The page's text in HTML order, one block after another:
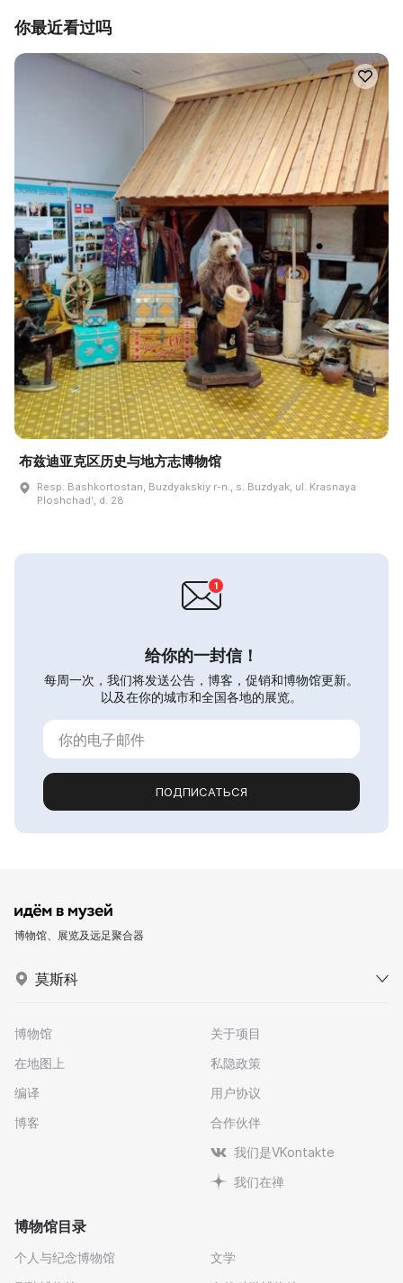
你最近看过吗
布兹迪亚克区历史与地方志博物馆
Resp. Bashkortostan, Buzdyakskiy r-n., s. Buzdyak, ul. Krasnaya
Ploshchadʹ, d. 28
给你的一封信！
每周一次，我们将发送公告，博客，促销和博物馆更新。
以及在你的城市和全国各地的展览。
ПОДПИСАТЬСЯ
博物馆、展览及远足聚合器
莫斯科
博物馆
在地图上
编译
博客
关于项目
私隐政策
用户协议
合作伙伴
我们是VKontakte
我们在禅
博物馆目录
个人与纪念博物馆
文学